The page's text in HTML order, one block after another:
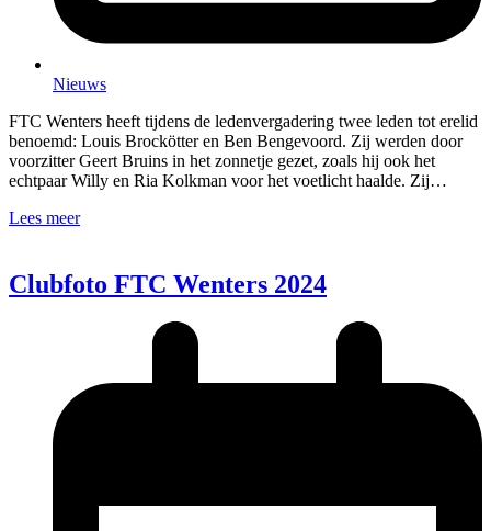
Nieuws
FTC Wenters heeft tijdens de ledenvergadering twee leden tot erelid
benoemd: Louis Brockötter en Ben Bengevoord. Zij werden door
voorzitter Geert Bruins in het zonnetje gezet, zoals hij ook het
echtpaar Willy en Ria Kolkman voor het voetlicht haalde. Zij…
Lees meer
Clubfoto FTC Wenters 2024